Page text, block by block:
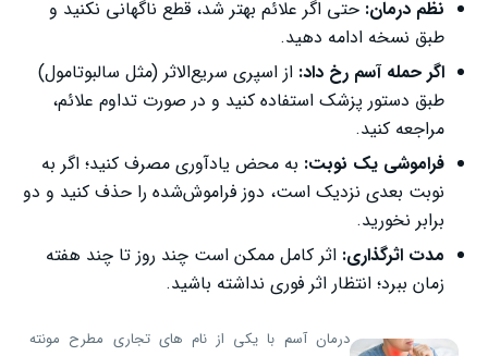
نظم درمان: حتی اگر علائم بهتر شد، قطع ناگهانی نکنید و
طبق نسخه ادامه دهید.
اگر حمله آسم رخ داد: از اسپری سریع‌الاثر (مثل سالبوتامول)
طبق دستور پزشک استفاده کنید و در صورت تداوم علائم،
مراجعه کنید.
فراموشی یک نوبت: به محض یادآوری مصرف کنید؛ اگر به
نوبت بعدی نزدیک است، دوز فراموش‌شده را حذف کنید و دو
برابر نخورید.
مدت اثرگذاری: اثر کامل ممکن است چند روز تا چند هفته
زمان ببرد؛ انتظار اثر فوری نداشته باشید.
درمان آسم با یکی از نام های تجاری مطرح مونته